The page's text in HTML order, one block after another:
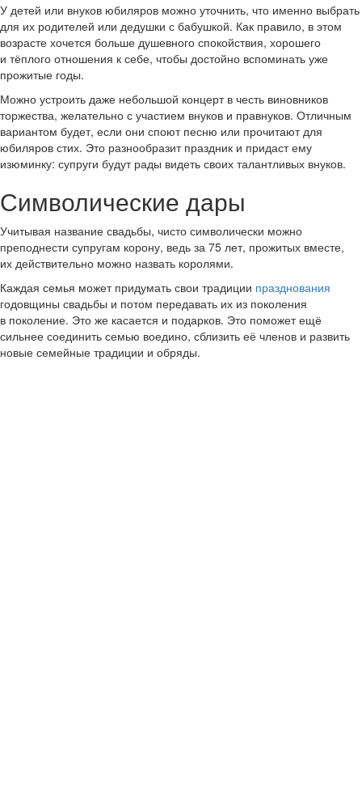
У детей или внуков юбиляров можно уточнить, что именно выбрать
для их родителей или дедушки с бабушкой. Как правило, в этом
возрасте хочется больше душевного спокойствия, хорошего
и тёплого отношения к себе, чтобы достойно вспоминать уже
прожитые годы.
Можно устроить даже небольшой концерт в честь виновников
торжества, желательно с участием внуков и правнуков. Отличным
вариантом будет, если они споют песню или прочитают для
юбиляров стих. Это разнообразит праздник и придаст ему
изюминку: супруги будут рады видеть своих талантливых внуков.
Символические дары
Учитывая название свадьбы, чисто символически можно
преподнести супругам корону, ведь за 75 лет, прожитых вместе,
их действительно можно назвать королями.
Каждая семья может придумать свои традиции празднования
годовщины свадьбы и потом передавать их из поколения
в поколение. Это же касается и подарков. Это поможет ещё
сильнее соединить семью воедино, сблизить её членов и развить
новые семейные традиции и обряды.